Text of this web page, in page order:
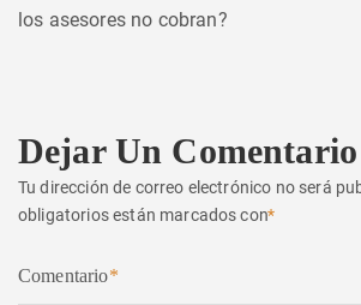
los asesores no cobran?
Dejar Un Comentario
Tu dirección de correo electrónico no será
obligatorios están marcados con*
Comentario*